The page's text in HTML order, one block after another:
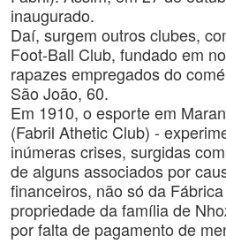
inaugurado.
Daí, surgem outros clubes,
Foot-Ball Club, fundado em
rapazes empregados do
São João, 60.
Em 1910, o esporte em
(Fabril Athetic Club) -
inúmeras crises, surgidas
de alguns associados por
financeiros, não só da
propriedade da família de
por falta de pagamento de